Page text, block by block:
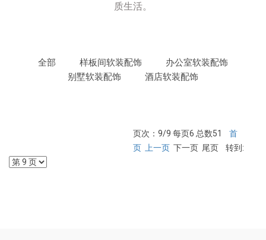
质生活。
全部 样板间软装配饰
办公室软装配饰
别墅软装配饰
酒店软装配饰
页次：9/9 每页6 总数51 首
页
上一页 下一页 尾页 转到: